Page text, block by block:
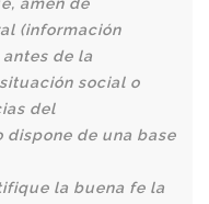
(información
de la
social o
del
dispone de una base
la buena fe la